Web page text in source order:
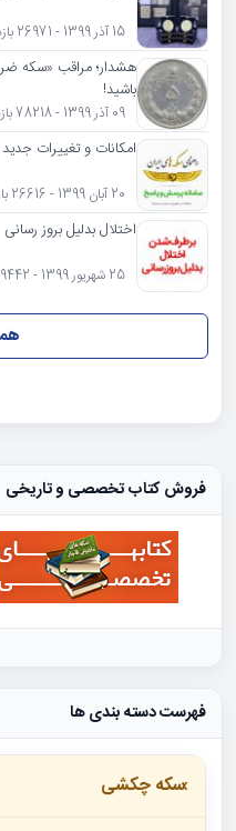
15 آذر 1399 - 26971 بازدید - 2 نظر
باشید!
09 آذر 1399 - 78218 بازدید - 60 نظر
امکانات و تغییرات
20 آبان 1399 - 26616 بازدید - 20 نظر
اختلال بدلیل بروز رسانی
25 شهریور 1399 - 19442 بازدید - 6 نظر
فروش کتاب تخصصی و تاریخی
فهرست دسته بندی ها
سکه چکشی